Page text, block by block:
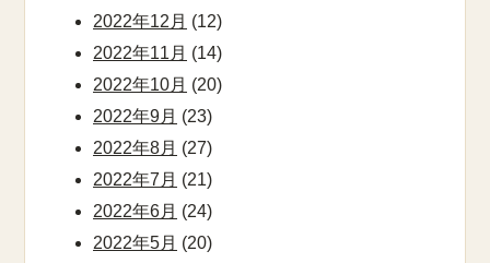
2022年12月 (12)
2022年11月 (14)
2022年10月 (20)
2022年9月 (23)
2022年8月 (27)
2022年7月 (21)
2022年6月 (24)
2022年5月 (20)